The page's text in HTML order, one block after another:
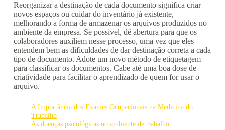
Reorganizar a destinação de cada documento significa criar
novos espaços ou cuidar do inventário já existente,
melhorando a forma de armazenar os arquivos produzidos no
ambiente da empresa. Se possível, dê abertura para que os
colaboradores auxiliem nesse processo, uma vez que eles
entendem bem as dificuldades de dar destinação correta a cada
tipo de documento. Adote um novo método de etiquetagem
para classificar os documentos. Cabe até uma boa dose de
criatividade para facilitar o aprendizado de quem for usar o
arquivo.
A Importância dos Exames Ocupacionais na Medicina do
Trabalho
As doenças psicológicas no ambiente de trabalho